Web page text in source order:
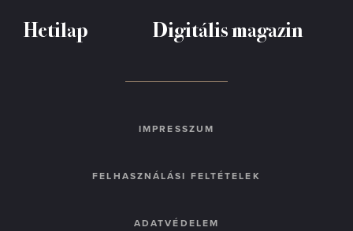
Hetilap Digitális magazin
IMPRESSZUM
FELHASZNÁLÁSI FELTÉTELEK
ADATVÉDELEM